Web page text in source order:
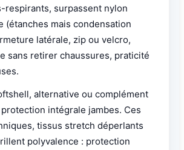
respirants, surpassent nylon
(étanches mais condensation
latérale, zip ou velcro,
sans retirer chaussures, praticité
alternative ou complément
intégrale jambes. Ces
tissus stretch déperlants
polyvalence : protection